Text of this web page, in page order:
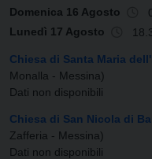
Domenica 16 Agosto
Lunedì 17 Agosto
Chiesa di Santa Maria
Monalla - Messina)
Dati non disponibili
Chiesa di San Nicola di
Zafferia - Messina)
Dati non disponibili